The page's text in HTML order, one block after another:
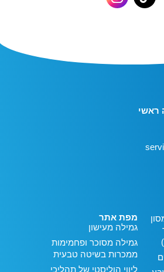
ראשי
מפת אתר
גמילה מעישון
גמילה מסוכר ופחמימות
ממכרות בשיטה טבעית
ליווי הוליסטי של תהליכי